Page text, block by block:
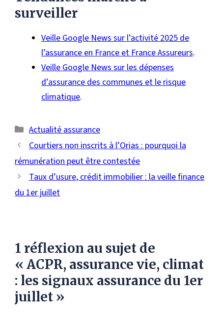
surveiller
Veille Google News sur l’activité 2025 de
l’assurance en France et France Assureurs.
Veille Google News sur les dépenses
d’assurance des communes et le risque
climatique.
Catégories
Actualité assurance
Courtiers non inscrits à l’Orias : pourquoi la
rémunération peut être contestée
Taux d’usure, crédit immobilier : la veille finance
du 1er juillet
1 réflexion au sujet de
« ACPR, assurance vie, climat
: les signaux assurance du 1er
juillet »